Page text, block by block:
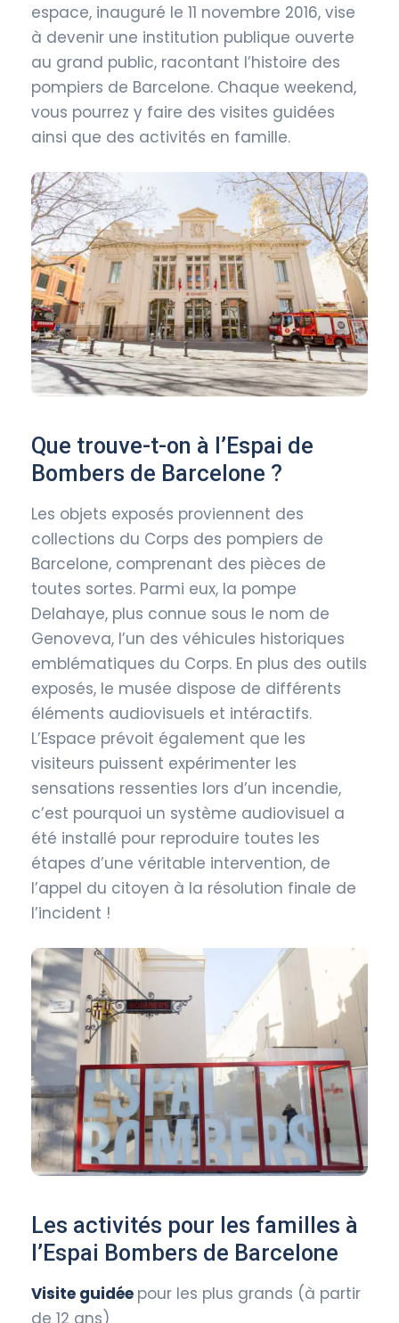
espace, inauguré le 11 novembre 2016, vise
à devenir une institution publique ouverte
au grand public, racontant l’histoire des
pompiers de Barcelone. Chaque weekend,
vous pourrez y faire des visites guidées
ainsi que des activités en famille.
Que trouve-t-on à l’Espai de
Bombers de Barcelone ?
Les objets exposés proviennent des
collections du Corps des pompiers de
Barcelone, comprenant des pièces de
toutes sortes. Parmi eux, la pompe
Delahaye, plus connue sous le nom de
Genoveva, l’un des véhicules historiques
emblématiques du Corps. En plus des outils
exposés, le musée dispose de différents
éléments audiovisuels et intéractifs.
L’Espace prévoit également que les
visiteurs puissent expérimenter les
sensations ressenties lors d’un incendie,
c’est pourquoi un système audiovisuel a
été installé pour reproduire toutes les
étapes d’une véritable intervention, de
l’appel du citoyen à la résolution finale de
l’incident !
Les activités pour les familles à
l’Espai Bombers de Barcelone
Visite guidée pour les plus grands (à partir
de 12 ans)